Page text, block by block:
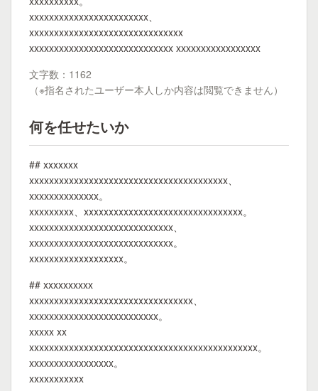
xxxxxxxxxxxxxxxxxxxxxxxx、
xxxxxxxxxxxxxxxxxxxxxxxxxxxxxxx
xxxxxxxxxxxxxxxxxxxxxxxxxxxxx xxxxxxxxxxxxxxxxx
文字数：1162
（※指名されたユーザー本人しか内容は閲覧できません）
何を任せたいか
## xxxxxxx
xxxxxxxxxxxxxxxxxxxxxxxxxxxxxxxxxxxxxxxx、
xxxxxxxxxxxxxx。
xxxxxxxxx、xxxxxxxxxxxxxxxxxxxxxxxxxxxxxxxx。
xxxxxxxxxxxxxxxxxxxxxxxxxxxxx、
xxxxxxxxxxxxxxxxxxxxxxxxxxxxx。
xxxxxxxxxxxxxxxxxxx。
## xxxxxxxxxx
xxxxxxxxxxxxxxxxxxxxxxxxxxxxxxxxx、
xxxxxxxxxxxxxxxxxxxxxxxxxx。
xxxxx xx
xxxxxxxxxxxxxxxxxxxxxxxxxxxxxxxxxxxxxxxxxxxxxx。
xxxxxxxxxxxxxxxxx。
xxxxxxxxxxx